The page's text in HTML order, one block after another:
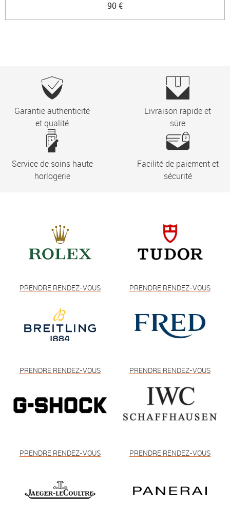
90 €
Garantie authenticité
et qualité
Livraison rapide et
sûre
Service de soins haute
horlogerie
Facilité de paiement et
sécurité
PRENDRE RENDEZ-VOUS PRENDRE RENDEZ-VOUS
PRENDRE RENDEZ-VOUS PRENDRE RENDEZ-VOUS
PRENDRE RENDEZ-VOUS PRENDRE RENDEZ-VOUS